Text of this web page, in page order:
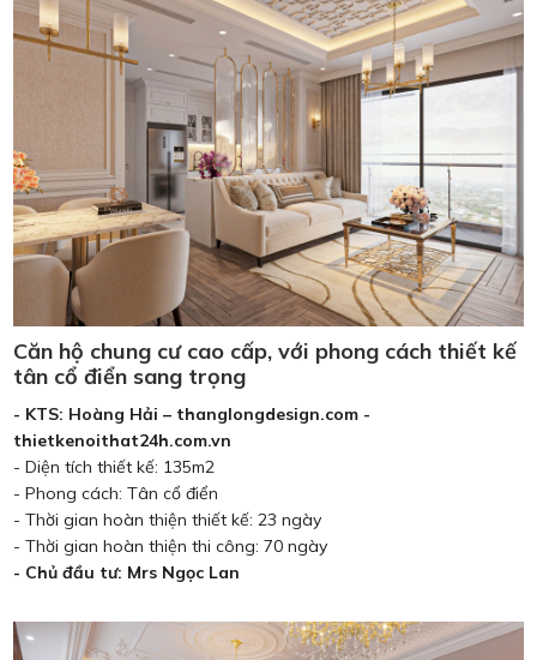
Căn hộ chung cư cao cấp, với phong cách thiết kế
tân cổ điển sang trọng
- KTS: Hoàng Hải – thanglongdesign.com -
thietkenoithat24h.com.vn
- Diện tích thiết kế: 135m2
- Phong cách: Tân cổ điển
- Thời gian hoàn thiện thiết kế: 23 ngày
- Thời gian hoàn thiện thi công: 70 ngày
- Chủ đầu tư: Mrs Ngọc Lan